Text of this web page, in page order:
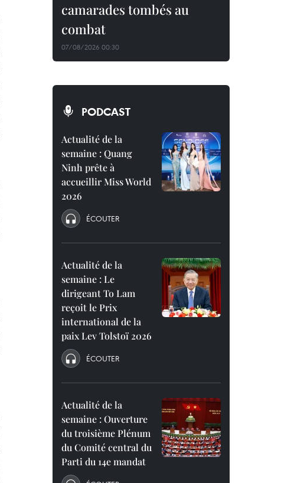
camarades tombés au
combat
07/08/2026 00:30
PODCAST
Actualité de la
semaine : Quang
Ninh prête à
accueillir Miss World
2026
ÉCOUTER
Actualité de la
semaine : Le
dirigeant To Lam
reçoit le Prix
international de la
paix Lev Tolstoï 2026
ÉCOUTER
Actualité de la
semaine : Ouverture
du troisième Plénum
du Comité central du
Parti du 14e mandat